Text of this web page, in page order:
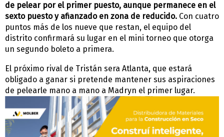
de pelear por el primer puesto, aunque permanece en el
sexto puesto y afianzado en zona de reducido. Con cuatro
puntos más de los nueve que restan, el equipo del
distrito confirmará su lugar en el mini torneo que otorga
un segundo boleto a primera.
El próximo rival de Tristán sera Atlanta, que estará
obligado a ganar si pretende mantener sus aspiraciones
de pelearle mano a mano a Madryn el primer lugar.